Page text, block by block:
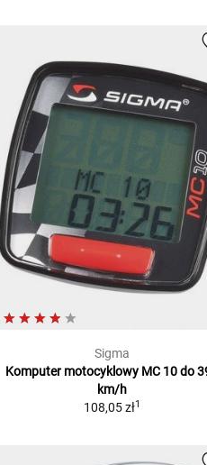
Sigma
Komputer motocyklowy MC 10 do
km/h
108,05 zł1